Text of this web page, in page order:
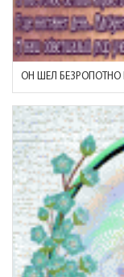
ОН ШЕЛ БЕЗРОПОТНО